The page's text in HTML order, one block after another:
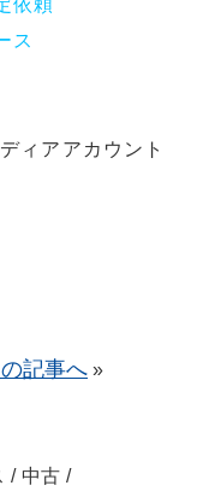
ス
ィアアカウント
記事へ »
/ 中古 /